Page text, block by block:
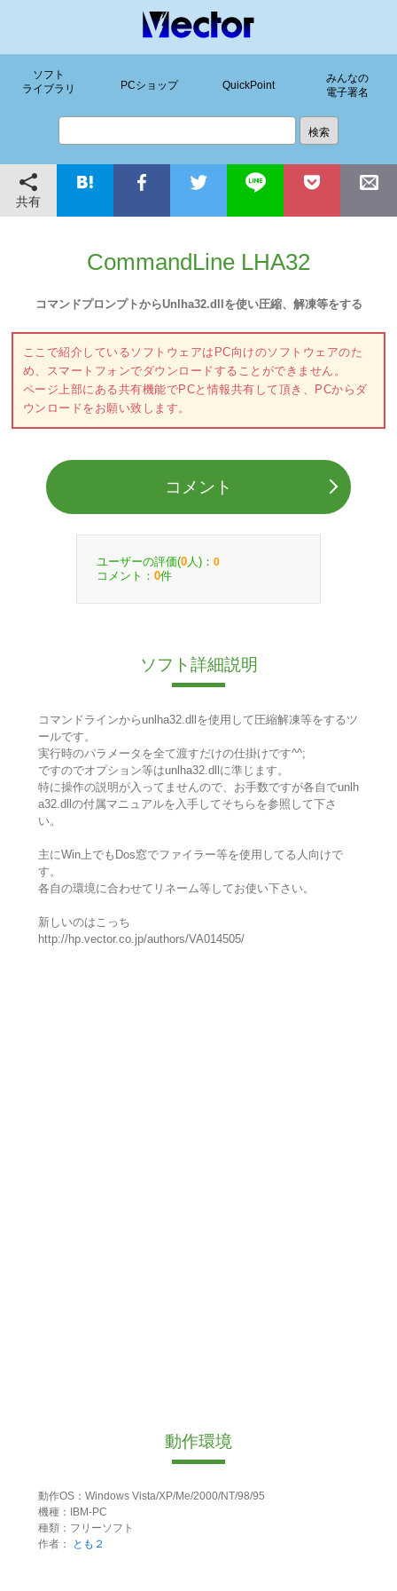
ソフト
ライブラリ
PCショップ QuickPoint
みんなの
電子署名
共有
CommandLine LHA32
コマンドプロンプトからUnlha32.dllを使い圧縮、解凍等をする
ここで紹介しているソフトウェアはPC向けのソフトウェアのた
め、スマートフォンでダウンロードすることができません。
ページ上部にある共有機能でPCと情報共有して頂き、PCからダ
ウンロードをお願い致します。
コメント
ユーザーの評価(0 人)： 0
コメント： 0件
ソフト詳細説明
コマンドラインからunlha32.dllを使用して圧縮解凍等をするツ
ールです。
実行時のパラメータを全て渡すだけの仕掛けです^^;
ですのでオプション等はunlha32.dllに準じます。
特に操作の説明が入ってませんので、お手数ですが各自でunlh
a32.dllの付属マニュアルを入手してそちらを参照して下さ
い。
主にWin上でもDos窓でファイラー等を使用してる人向けで
す。
各自の環境に合わせてリネーム等してお使い下さい。
新しいのはこっち
http://hp.vector.co.jp/authors/VA014505/
動作環境
動作OS：Windows Vista/XP/Me/2000/NT/98/95
機種：IBM-PC
種類：フリーソフト
作者：
とも２